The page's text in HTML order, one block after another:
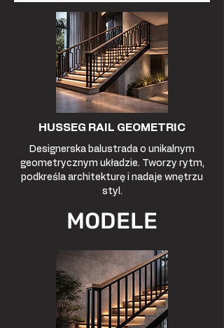
HUSSEG RAIL GEOMETRIC
Designerska balustrada o unikalnym
geometrycznym układzie. Tworzy rytm,
podkreśla architekturę i nadaje wnętrzu
styl.
MODELE